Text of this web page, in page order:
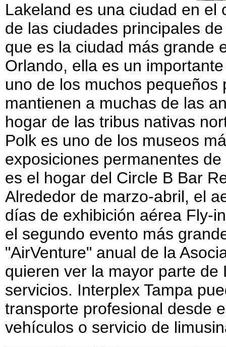
Lakeland es una ciudad en el
de las ciudades principales
que es la ciudad más grande
Orlando, ella es un
uno de los muchos
mantienen a muchas de las
hogar de las tribus nativas
Polk es uno de los museos
exposiciones permanentes
es el hogar del Circle B Bar
Alrededor de marzo-abril, el
días de exhibición aérea Fly-
el segundo evento más
"AirVenture" anual de la
quieren ver la mayor parte
servicios. Interplex Tampa
transporte profesional desde
vehículos o servicio de